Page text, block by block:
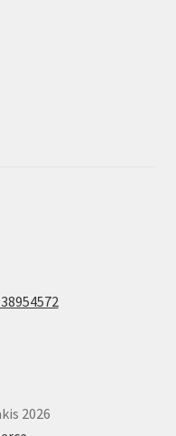
2026